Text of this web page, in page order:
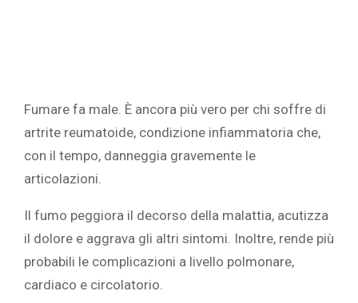
Fumare fa male. È ancora più vero per chi soffre di
artrite reumatoide, condizione infiammatoria che,
con il tempo, danneggia gravemente le
articolazioni.
Il fumo peggiora il decorso della malattia, acutizza
il dolore e aggrava gli altri sintomi. Inoltre, rende più
probabili le complicazioni a livello polmonare,
cardiaco e circolatorio.